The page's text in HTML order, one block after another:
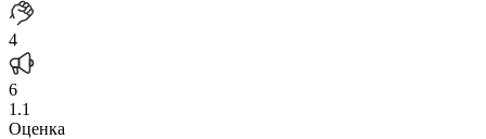
4
6
1.1
Оценка